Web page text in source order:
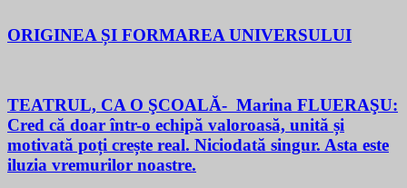
ORIGINEA ȘI FORMAREA UNIVERSULUI
TEATRUL, CA O ŞCOALĂ- Marina FLUERAŞU:
Cred că doar într-o echipă valoroasă, unită și
motivată poți crește real. Niciodată singur. Asta este
iluzia vremurilor noastre.